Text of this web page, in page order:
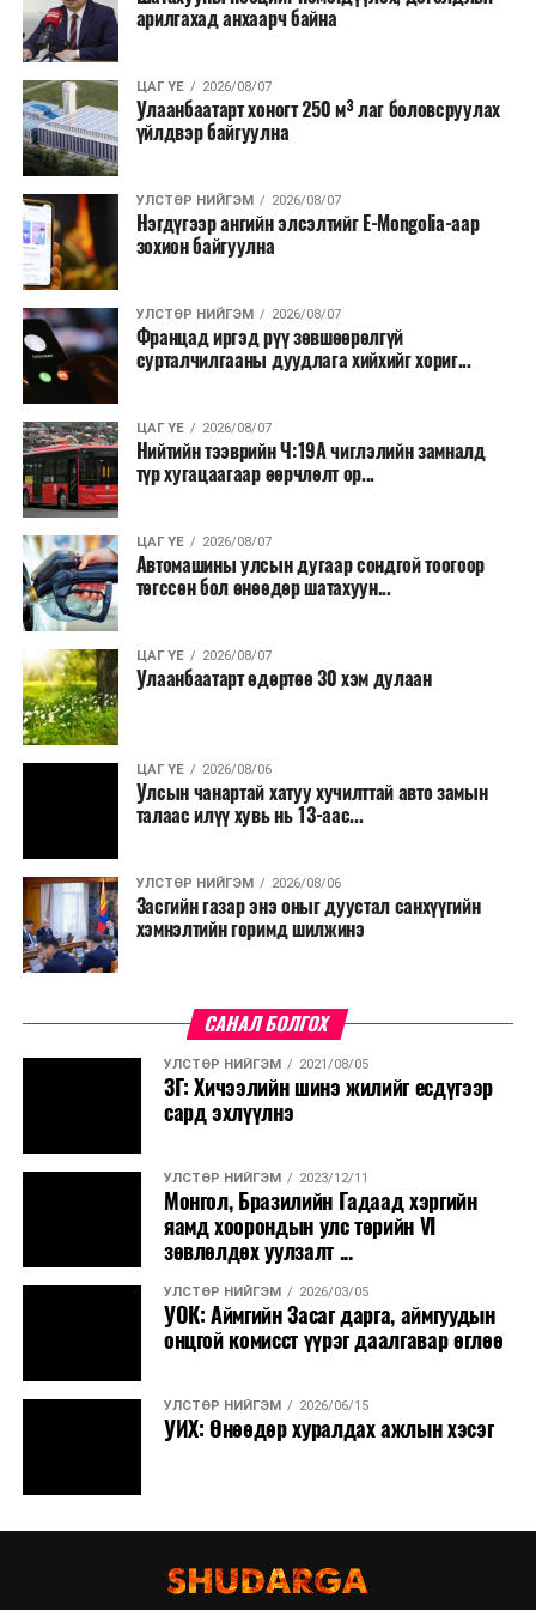
эцсийн хэрэглэгчид борлуулах боломж бүрдэх юм.
Түүнчлэн түлш, улаанбуудай, хүнсний ногооны нөөц
бүрдүүлэх зоорь, агуулах барих аж ахуйн нэгжүүдэд
хөнгөлөлттэй зээл олгох, цахилгааны хөнгөлөлт
үзүүлэхийг салбарын сайд нарт үүрэг болголоо.
арилгахад анхаарч байна
ЦАГ ҮЕ 2026/08/07
Улаанбаатарт хоногт 250 м³ лаг боловсруулах
үйлдвэр байгуулна
УЛСТӨР НИЙГЭМ 2026/08/07
Нэгдүгээр ангийн элсэлтийг E-Mongolia-аар
зохион байгуулна
УЛСТӨР НИЙГЭМ 2026/08/07
Францад иргэд рүү зөвшөөрөлгүй
сурталчилгааны дуудлага хийхийг хориг...
ЦАГ ҮЕ 2026/08/07
Нийтийн тээврийн Ч:19А чиглэлийн замналд
түр хугацаагаар өөрчлөлт ор...
ЦАГ ҮЕ 2026/08/07
Автомашины улсын дугаар сондгой тоогоор
төгссөн бол өнөөдөр шатахуун...
ЦАГ ҮЕ 2026/08/07
Улаанбаатарт өдөртөө 30 хэм дулаан
ЦАГ ҮЕ 2026/08/06
Улсын чанартай хатуу хучилттай авто замын
талаас илүү хувь нь 13-аас...
УЛСТӨР НИЙГЭМ 2026/08/06
Засгийн газар энэ оныг дуустал санхүүгийн
хэмнэлтийн горимд шилжинэ
САНАЛ БОЛГОХ
УЛСТӨР НИЙГЭМ 2021/08/05
ЗГ: Хичээлийн шинэ жилийг есдүгээр
сард эхлүүлнэ
УЛСТӨР НИЙГЭМ 2023/12/11
Монгол, Бразилийн Гадаад хэргийн
яамд хоорондын улс төрийн VI
зөвлөлдөх уулзалт ...
УЛСТӨР НИЙГЭМ 2026/03/05
УОК: Аймгийн Засаг дарга, аймгуудын
онцгой комисст үүрэг даалгавар өглөө
УЛСТӨР НИЙГЭМ 2026/06/15
УИХ: Өнөөдөр хуралдах ажлын хэсэг